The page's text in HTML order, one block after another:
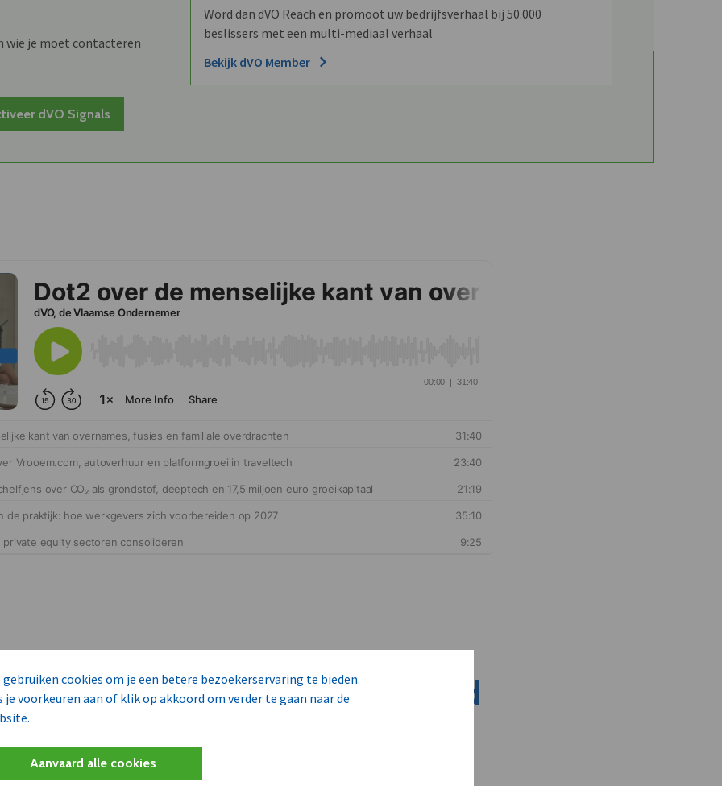
gebruiken cookies om je een betere bezoekerservaring te bieden.
je voorkeuren aan of klik op akkoord om verder te gaan naar de
Aanvaard alle cookies
wie je moet contacteren
dVO Signals
Word dan dVO Reach en promoot uw bedrijfsverhaal bij 50.000
beslissers met een multi-mediaal verhaal
Bekijk dVO Member
14 commerciële kansen rond
aan dit bedrijf verkopen?